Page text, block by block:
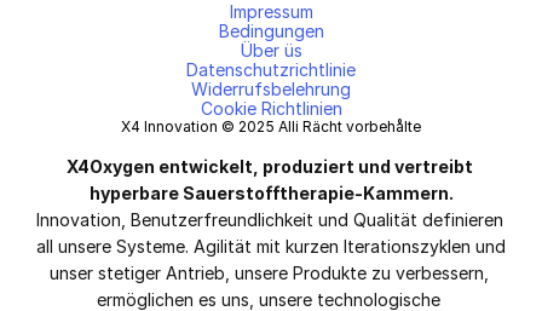
Impressum
Bedingungen
Über üs
Datenschutzrichtlinie
Widerrufsbelehrung
Cookie Richtlinien
X4 Innovation © 2025 Alli Rächt vorbehålte
X4Oxygen entwickelt, produziert und vertreibt
hyperbare Sauerstofftherapie-Kammern.
Innovation, Benutzerfreundlichkeit und Qualität definieren
all unsere Systeme. Agilität mit kurzen Iterationszyklen und
unser stetiger Antrieb, unsere Produkte zu verbessern,
ermöglichen es uns, unsere technologische